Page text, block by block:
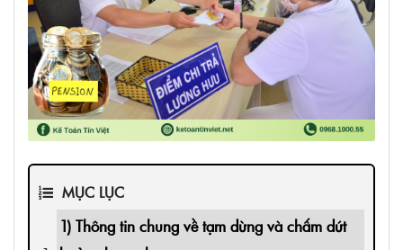
MỤC LỤC
1) Thông tin chung về tạm dừng và chấm dứt